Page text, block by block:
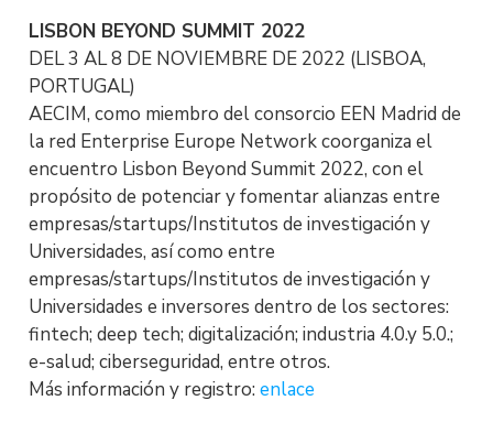
LISBON BEYOND SUMMIT 2022
DEL 3 AL 8 DE NOVIEMBRE DE 2022 (LISBOA,
PORTUGAL)
AECIM, como miembro del consorcio EEN Madrid de
la red Enterprise Europe Network coorganiza el
encuentro Lisbon Beyond Summit 2022, con el
propósito de potenciar y fomentar alianzas entre
empresas/startups/Institutos de investigación y
Universidades, así como entre
empresas/startups/Institutos de investigación y
Universidades e inversores dentro de los sectores:
fintech; deep tech; digitalización; industria 4.0.y 5.0.;
e-salud; ciberseguridad, entre otros.
Más información y registro: enlace